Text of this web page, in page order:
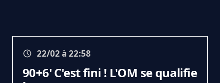
22/02 à 22:58
90+6' C'est fini ! L'OM se qualifie